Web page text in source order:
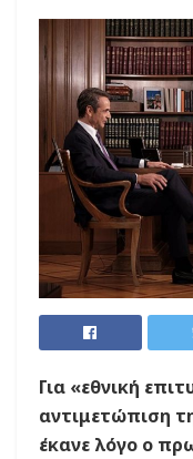
Για «εθνική
αντιμετώπιση
έκανε λόγο ο